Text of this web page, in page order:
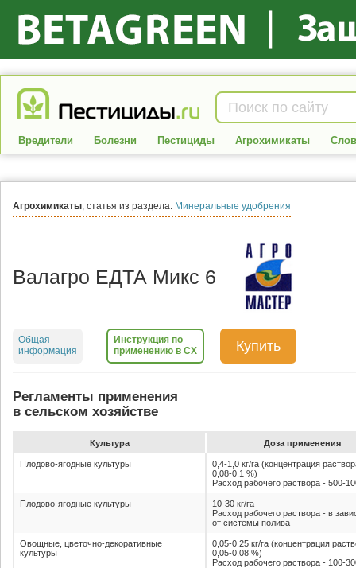
Вредители Болезни Пестициды Агрохимикаты
Агрохимикаты, статья из раздела: Минеральные удобрения
Валагро ЕДТА Микс 6
Общая
информация
Инструкция по
применению в СХ
Купить
Регламенты применения
в сельском хозяйстве
Культура До­за при­ме­не­ния
Плодово-ягодные культуры
0,4-1,0 кг/га (концентрация
0,08-0,1 %)
Расход рабочего раствора - 500-
Плодово-ягодные культуры
10-30 кг/га
Расход рабочего раствора - в
от системы полива
Овощные, цветочно-декоративные
культуры
0,05-0,25 кг/га (концентрация
0,05-0,08 %)
Расход рабочего раствора - 100-